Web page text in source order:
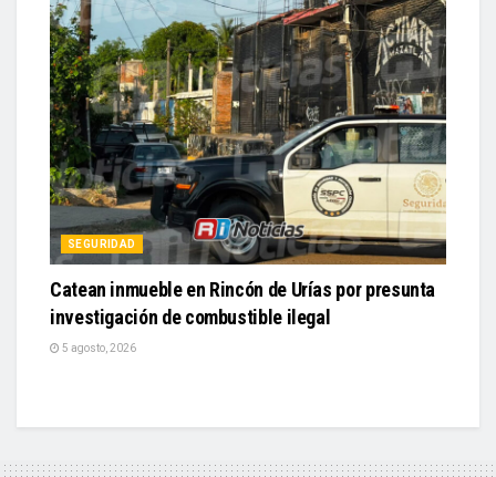
SEGURIDAD
Catean inmueble en Rincón de Urías por presunta
investigación de combustible ilegal
5 agosto, 2026